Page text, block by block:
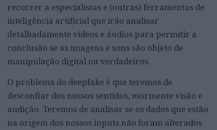
recorrer a especialistas e (outras) ferramentas de
inteligência artificial que irão analisar
detalhadamente vídeos e áudios para permitir a
conclusão se as imagens e sons são objeto de
manipulação digital ou verdadeiros.
O problema do deepfake é que teremos de
desconfiar dos nossos sentidos, mormente visão e
audição. Teremos de analisar se os dados que estão
na origem dos nossos inputs não foram alterados